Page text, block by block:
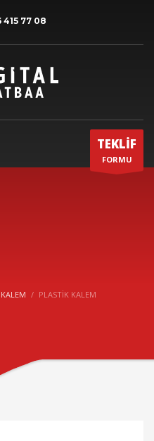
415 77 08
TEKLİF
FORMU
PLASTİK KALEM